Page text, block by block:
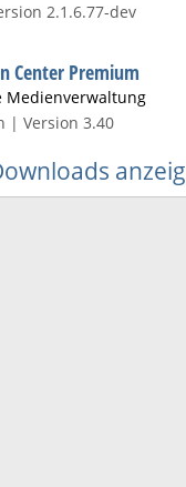
2.1.6.77-dev
Center Premium
Medienverwaltung
| Version 3.40